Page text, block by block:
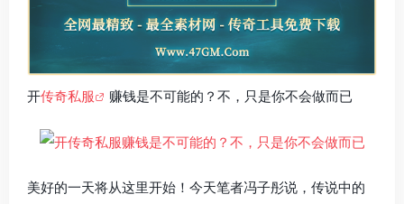
开传奇私服 赚钱是不可能的？不，只是你不会做而已
美好的一天将从这里开始！今天笔者冯子彤说，传说中的